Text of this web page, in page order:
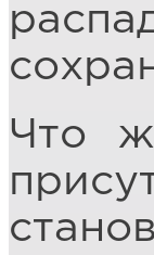
Что